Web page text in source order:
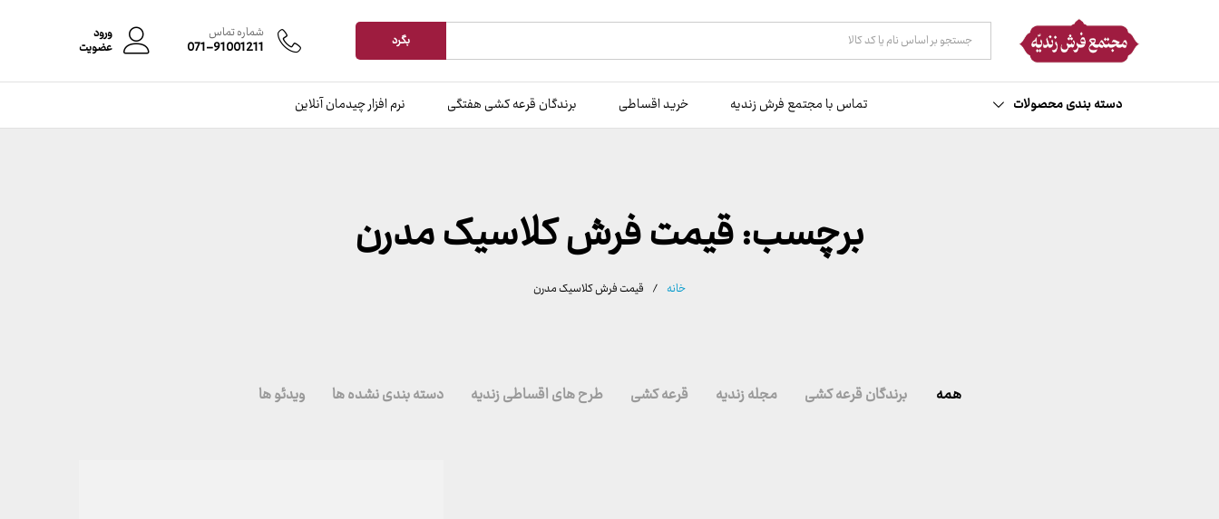
همه دسته ها بگرد شماره تماس
071-91001211
ورود
عضویت
دسته بندی محصولات تماس با مجتمع فرش زندیه خرید اقساطی برندگان قرعه کشی هفتگی نرم افزار چیدمان آنلاین
برچسب:قیمت فرش کلاسیک مدرن
خانه / قیمت فرش کلاسیک مدرن
همه برندگان قرعه کشی مجله زندیه قرعه کشی طرح های اقساطی زندیه دسته بندی نشده ها ویدئو ها